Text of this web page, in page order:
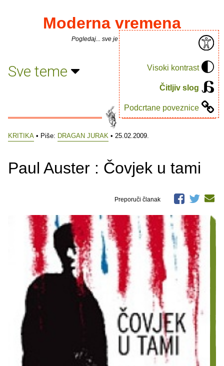
Visoki kontrast
Čitljiv slog
Podcrtane poveznice
Moderna vremena
Pogledaj... sve je puno knjiga.
Sve teme
KRITIKA • Piše: DRAGAN JURAK • 25.02.2009.
Paul Auster : Čovjek u tami
Preporuči članak